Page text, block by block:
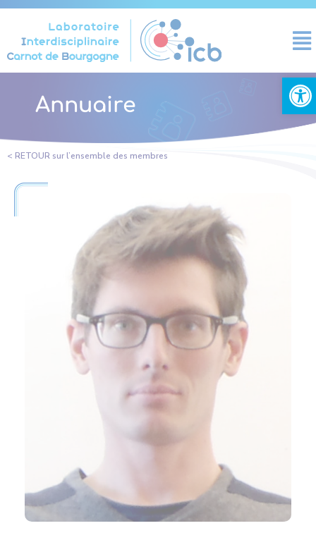
Ouvrir
Annuaire
< RETOUR sur l’ensemble des membres
Panneau de gestion des cookies